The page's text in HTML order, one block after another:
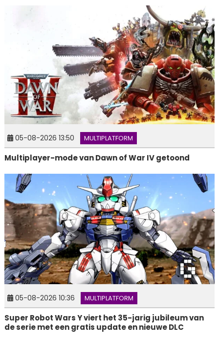
05-08-2026 13:50 MULTIPLATFORM
Multiplayer-mode van Dawn of War IV getoond
05-08-2026 10:36 MULTIPLATFORM
Super Robot Wars Y viert het 35-jarig jubileum van
de serie met een gratis update en nieuwe DLC